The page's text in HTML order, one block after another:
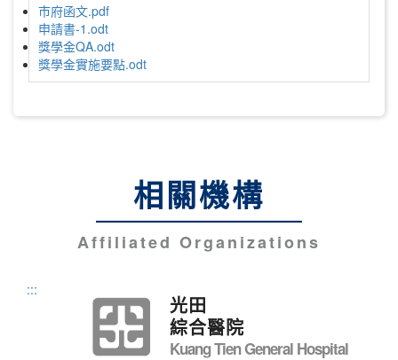
市府函文.pdf
申請書-1.odt
獎學金QA.odt
獎學金實施要點.odt
相關機構
Affiliated Organizations
:::
光田
綜合醫院
Kuang Tien General Hospital